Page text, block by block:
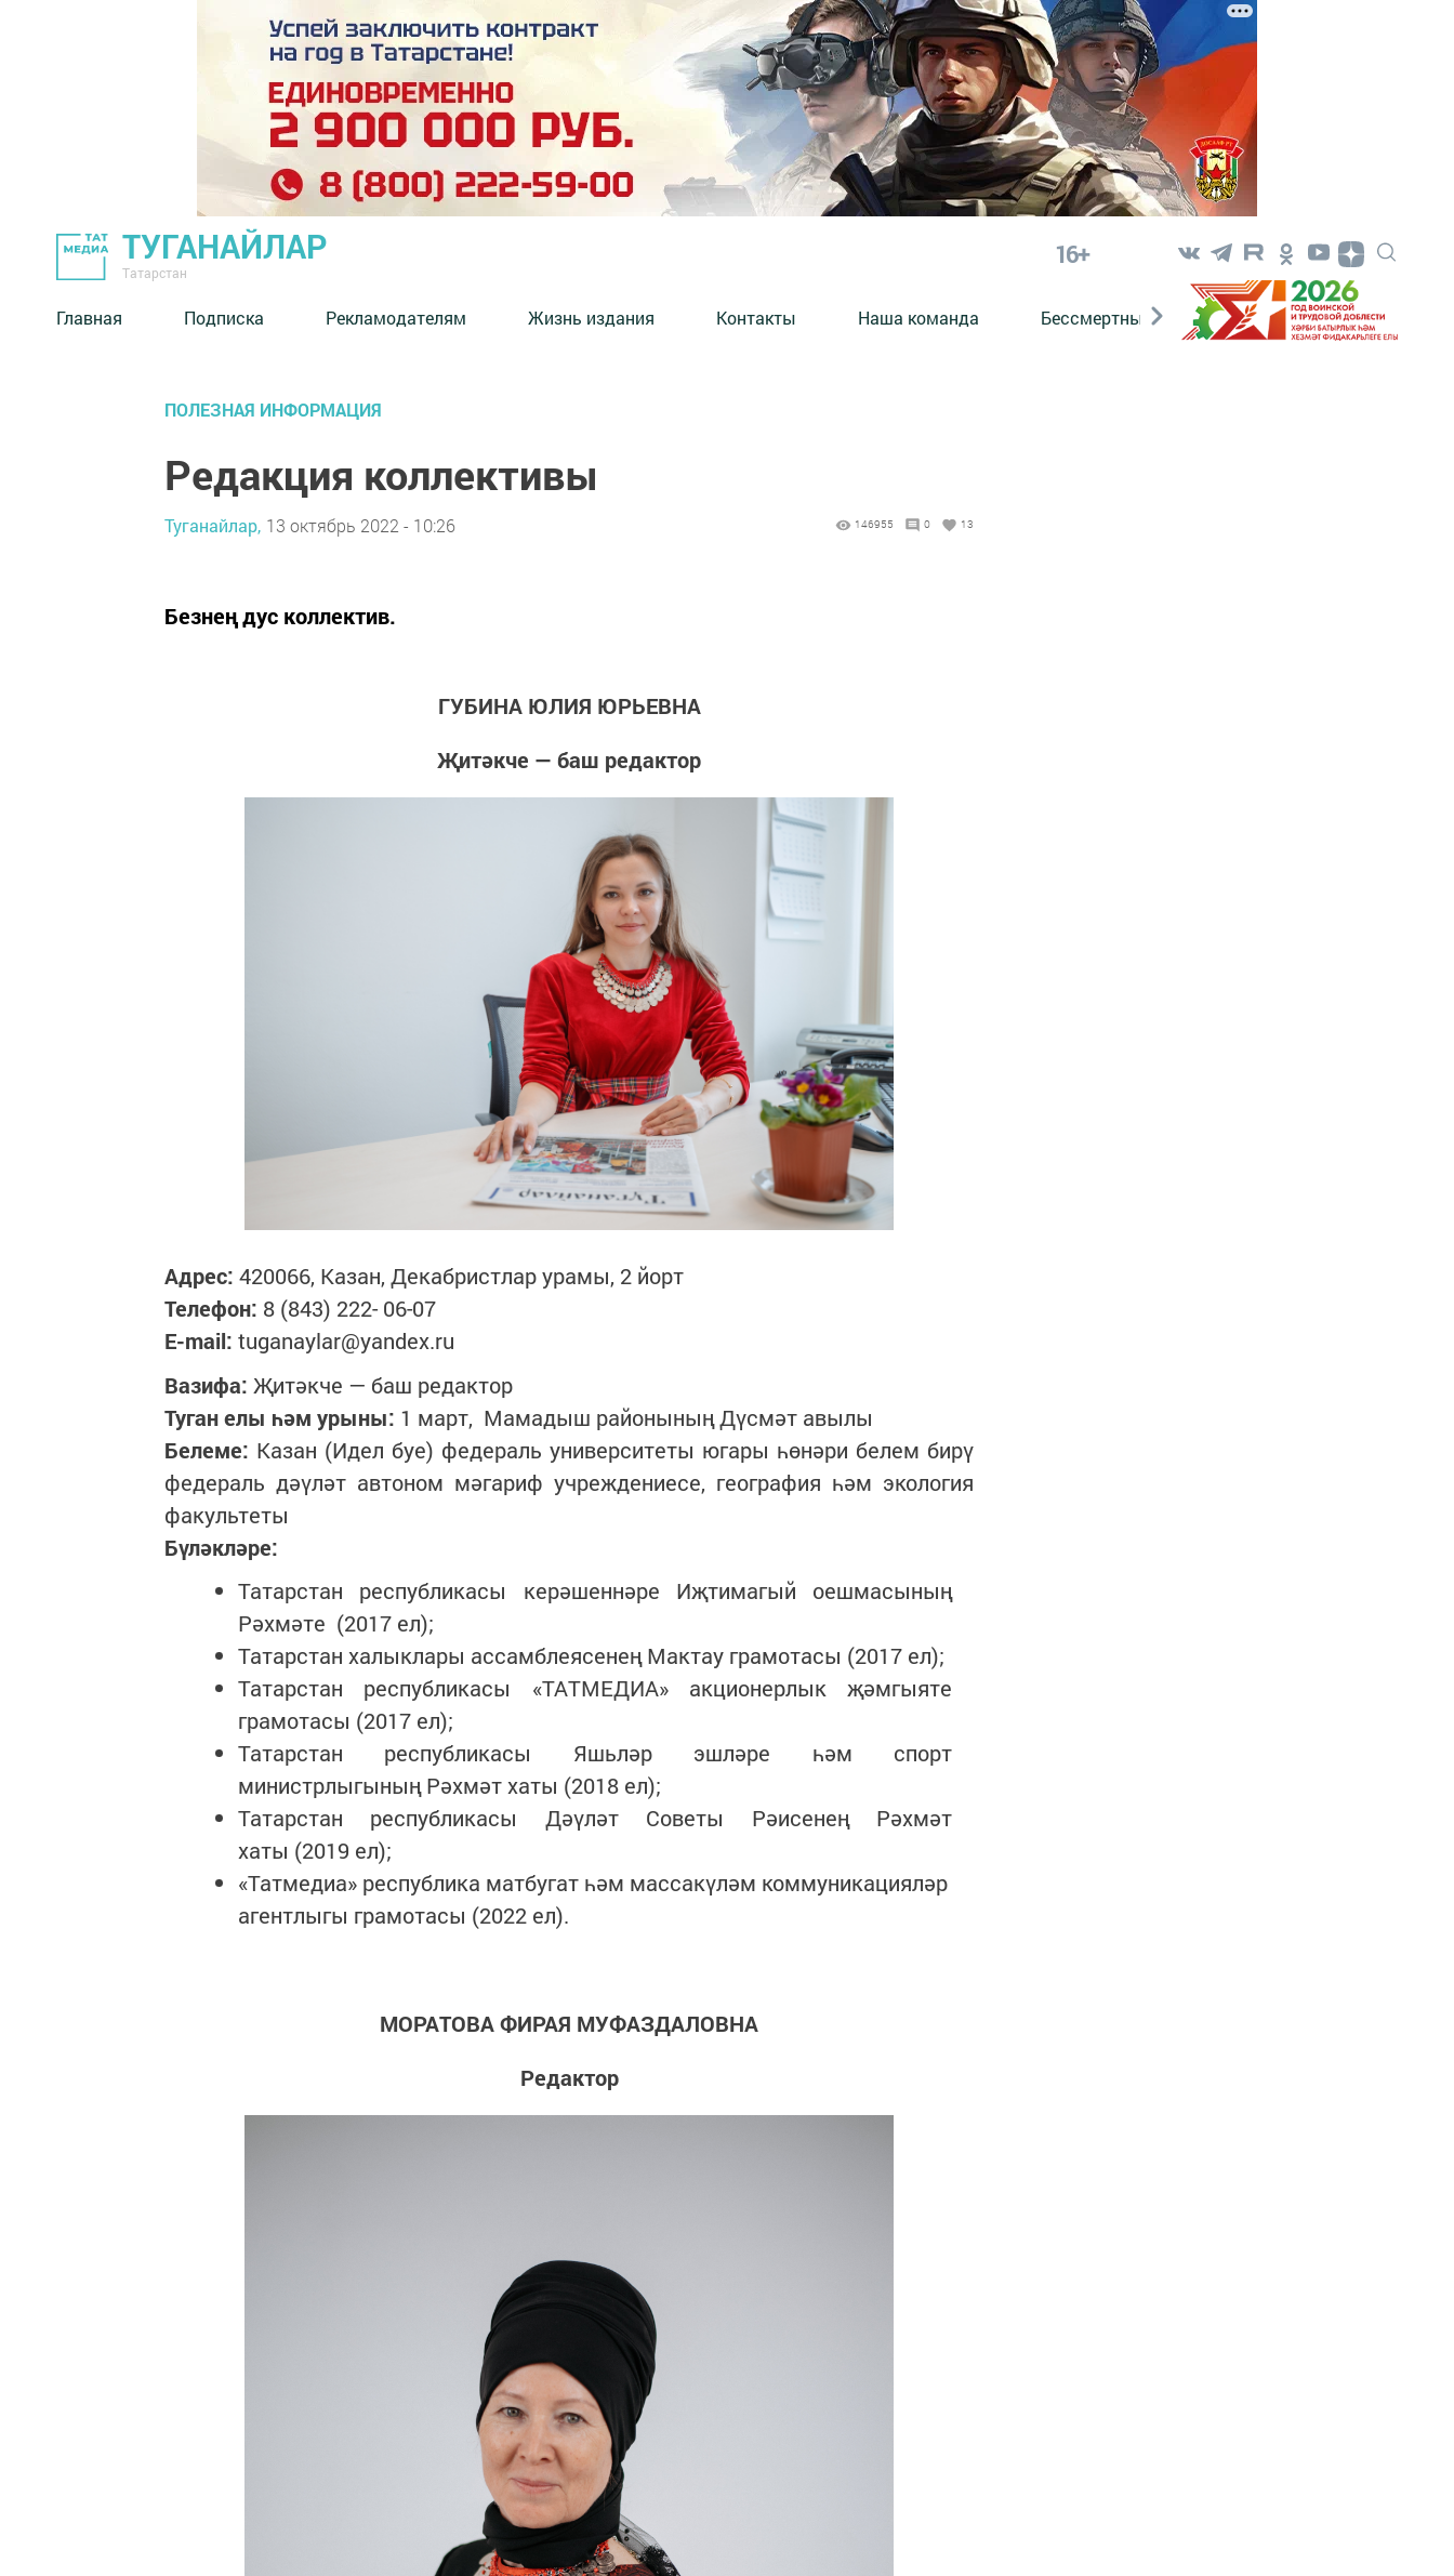
ТУГАНАЙЛАР
Татарстан
16+
Главная Подписка Рекламодателям Жизнь издания Контакты Наша команда Бессмертный полк. Кряшены
ПОЛЕЗНАЯ ИНФОРМАЦИЯ
Редакция коллективы
Туганайлар, 13 октябрь 2022 - 10:26 146955 0 13
Безнең дус коллектив.
ГУБИНА ЮЛИЯ ЮРЬЕВНА
Җитәкче — баш редактор
Адрес: 420066, Казан, Декабристлар урамы, 2 йорт
Телефон: 8 (843) 222- 06-07
E-mail: tuganaylar@yandex.ru
Вазифа: Җитәкче — баш редактор
Туган елы һәм урыны: 1 март, Мамадыш районының Дүсмәт авылы
Белеме: Казан (Идел буе) федераль университеты югары һөнәри белем бирү
федераль дәүләт автоном мәгариф учреждениесе, география һәм экология
факультеты
Бүләкләре:
Татарстан республикасы керәшеннәре Иҗтимагый оешмасының
Рәхмәте (2017 ел);
Татарстан халыклары ассамблеясенең Мактау грамотасы (2017 ел);
Татарстан республикасы «ТАТМЕДИА» акционерлык җәмгыяте
грамотасы (2017 ел);
Татарстан республикасы Яшьләр эшләре һәм спорт
министрлыгының Рәхмәт хаты (2018 ел);
Татарстан республикасы Дәүләт Советы Рәисенең Рәхмәт
хаты (2019 ел);
«Татмедиа» республика матбугат һәм массакүләм коммуникацияләр
агентлыгы грамотасы (2022 ел).
МОРАТОВА ФИРАЯ МУФАЗДАЛОВНА
Редактор